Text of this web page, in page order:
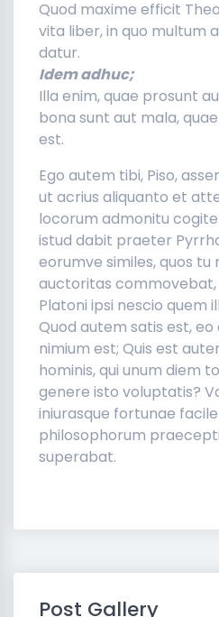
Quod maxime efficit
vita liber, in quo multum
datur.
Idem adhuc;
Illa enim, quae prosunt
bona sunt aut mala,
est.
Ego autem tibi, Piso,
ut acrius aliquanto et
locorum admonitu
istud dabit praeter
eorumve similes, quos tu
auctoritas commovebat,
Platoni ipsi nescio quem
Quod autem satis est,
nimium est; Quis est
hominis, qui unum diem
genere isto voluptatis?
iniurasque fortunae
philosophorum
superabat.
Post Gallery